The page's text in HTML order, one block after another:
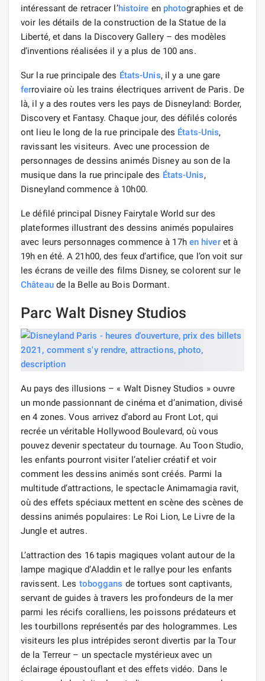
intéressant de retracer l’histoire en photographies et de
voir les détails de la construction de la Statue de la
Liberté, et dans la Discovery Gallery – des modèles
d’inventions réalisées il y a plus de 100 ans.
Sur la rue principale des États-Unis, il y a une gare
ferroviaire où les trains électriques arrivent de Paris. De
là, il y a des routes vers les pays de Disneyland: Border,
Discovery et Fantasy. Chaque jour, des défilés colorés
ont lieu le long de la rue principale des États-Unis,
ravissant les visiteurs. Avec une procession de
personnages de dessins animés Disney au son de la
musique dans la rue principale des États-Unis,
Disneyland commence à 10h00.
Le défilé principal Disney Fairytale World sur des
plateformes illustrant des dessins animés populaires
avec leurs personnages commence à 17h en hiveret à
19h en été. A 21h00, des feux d’artifice, que l’on voit sur
les écrans de veille des films Disney, se colorent sur le
Châteaude la Belle au Bois Dormant.
Parc Walt Disney Studios
Au pays des illusions – « Walt Disney Studios » ouvre
un monde passionnant de cinéma et d’animation, divisé
en 4 zones. Vous arrivez d’abord au Front Lot, qui
recrée un véritable Hollywood Boulevard, où vous
pouvez devenir spectateur du tournage. Au Toon Studio,
les enfants pourront visiter l’atelier créatif et voir
comment les dessins animés sont créés. Parmi la
multitude d’attractions, le spectacle Animamagia ravit,
où des effets spéciaux mettent en scène des scènes de
dessins animés populaires: Le Roi Lion, Le Livre de la
Jungle et autres.
L’attraction des 16 tapis magiques volant autour de la
lampe magique d’Aladdin et le rallye pour les enfants
ravissent. Les toboggans de tortues sont captivants,
servant de guides à travers les profondeurs de la mer
parmi les récifs coralliens, les poissons prédateurs et
les tourbillons représentés par des hologrammes. Les
visiteurs les plus intrépides seront divertis par la Tour
de la Terreur – un spectacle mystérieux avec un
éclairage époustouflant et des effets vidéo. Dans le